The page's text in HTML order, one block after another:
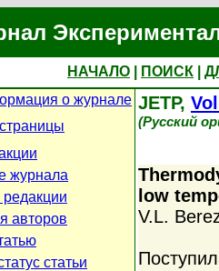
НАЧАЛО ПОИСК
о журнале
журнала
авторов
статьи
JETP,
(Русский
low
V.L.